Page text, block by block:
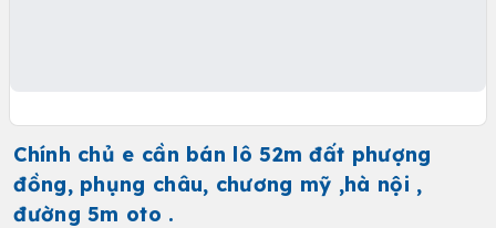
Chính chủ e cần bán lô 52m đất phượng
đồng, phụng châu, chương mỹ ,hà nội ,
đường 5m oto .